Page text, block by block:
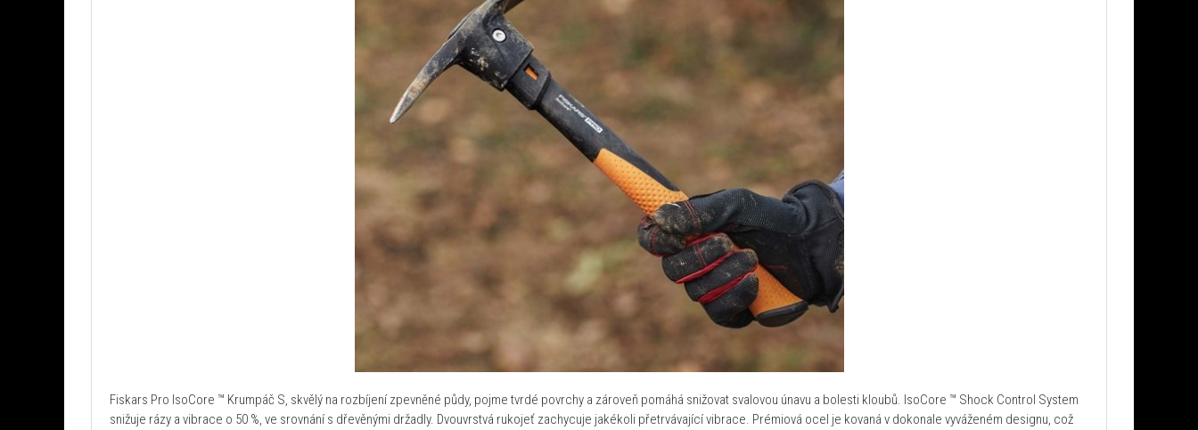
Fiskars Pro IsoCore ™ Krumpáč S, skvělý na rozbíjení zpevněné půdy, pojme tvrdé povrchy a zároveň pomáhá snižovat svalovou únavu a bolesti kloubů. IsoCore ™ Shock Control System
snižuje rázy a vibrace o 50 %, ve srovnání s dřevěnými držadly. Dvouvrstvá rukojeť zachycuje jakékoli přetrvávající vibrace. Prémiová ocel je kovaná v dokonale vyváženém designu, což